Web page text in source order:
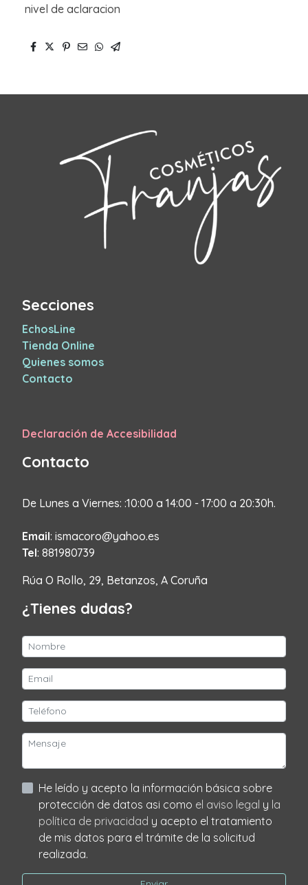
nivel de aclaracion
Secciones
EchosLine
Tienda Online
Quienes somos
Contacto
Declaración de Accesibilidad
Contacto
De Lunes a Viernes: :10:00 a 14:00 - 17:00 a 20:30h.
Email: ismacoro@yahoo.es
Tel: 881980739
Rúa O Rollo, 29, Betanzos, A Coruña
¿Tienes dudas?
He leído y acepto la información básica sobre
protección de datos asi como el aviso legal y la
política de privacidad y acepto el tratamiento
de mis datos para el trámite de la solicitud
realizada.